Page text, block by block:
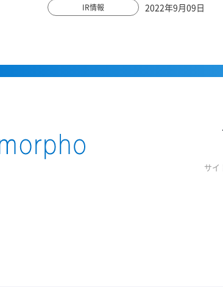
IR情報 2022年9月09日
サイ